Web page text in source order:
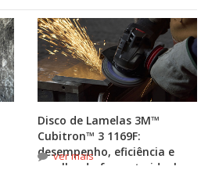
Disco de Lamelas 3M™
Cubitron™ 3 1169F:
desempenho, eficiência e
escolha do formato ideal
ver mais